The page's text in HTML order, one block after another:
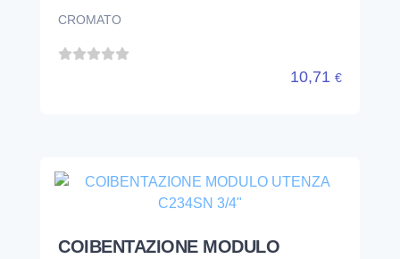
CROMATO
10,71 €
COIBENTAZIONE MODULO